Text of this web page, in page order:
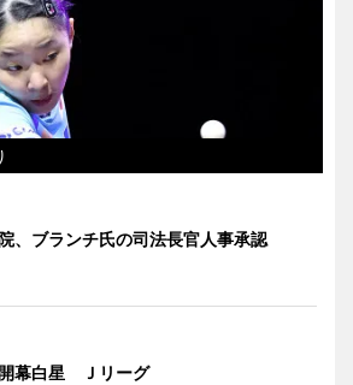
、ブランチ氏の司法長官人事承認
幕白星 Ｊリーグ